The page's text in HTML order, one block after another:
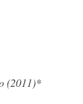
(2011)*